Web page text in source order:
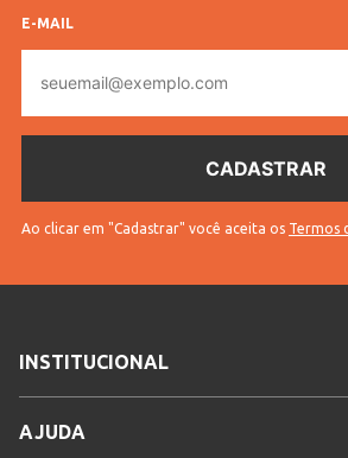
E-MAIL
mail
Ao clicar em "Cadastrar" você aceita os Termos
INSTITUCIONAL
AJUDA